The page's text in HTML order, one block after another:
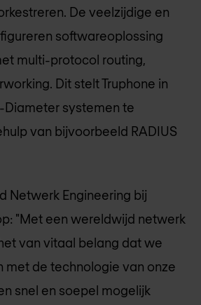
De veelzijdige en
softwareoplossing
multi-protocol routing,
Dit stelt Truphone in
systemen te
van bijvoorbeeld RADIUS
Netwerk Engineering bij
"Met een wereldwijd netwerk
van vitaal belang dat we
met de technologie van onze
snel en soepel mogelijk